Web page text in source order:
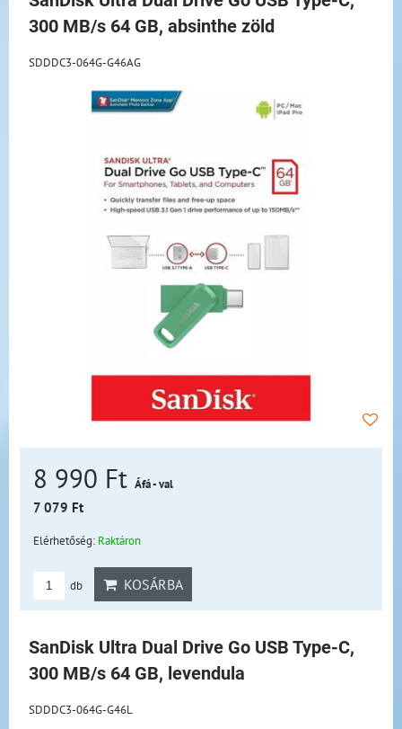
300 MB/s 64 GB, absinthe zöld
SDDDC3-064G-G46AG
8 990 Ft Áfá - val
7 079 Ft
Elérhetőség: Raktáron
db KOSÁRBA
SanDisk Ultra Dual Drive Go USB Type-C,
300 MB/s 64 GB, levendula
SDDDC3-064G-G46L